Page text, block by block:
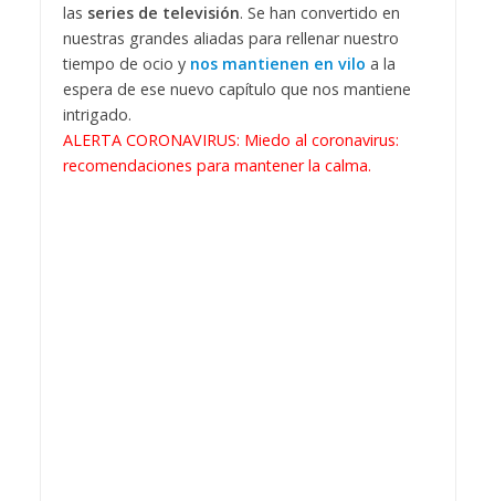
las series de televisión. Se han convertido en
nuestras grandes aliadas para rellenar nuestro
tiempo de ocio y nos mantienen en vilo a la
espera de ese nuevo capítulo que nos mantiene
intrigado.
ALERTA CORONAVIRUS: Miedo al coronavirus:
recomendaciones para mantener la calma.